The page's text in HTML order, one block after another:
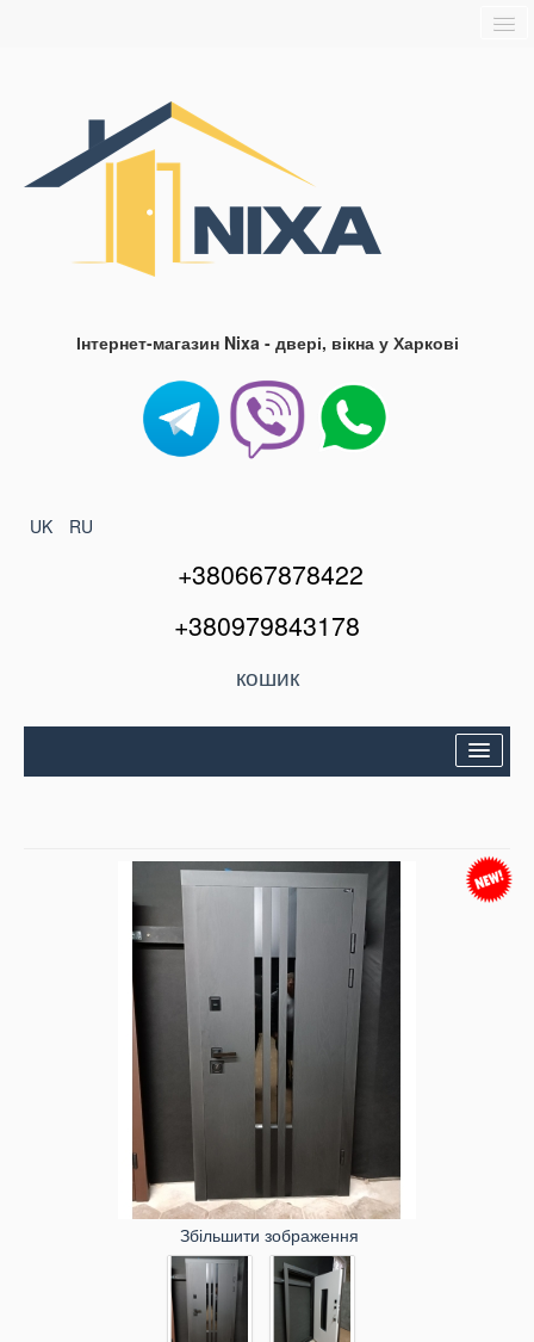
Блог
Інтернет-магазин Nixa - двері, вікна у Харкові
UK RU
+380667878422
+380979843178
кошик
Вікна та балкони
Кондиціонери
Збільшити зображення